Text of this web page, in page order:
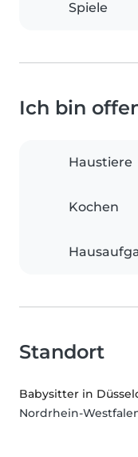
Spiele
Ich bin
Haustiere
Kochen
Standort
Babysitter in
Nordrhein-